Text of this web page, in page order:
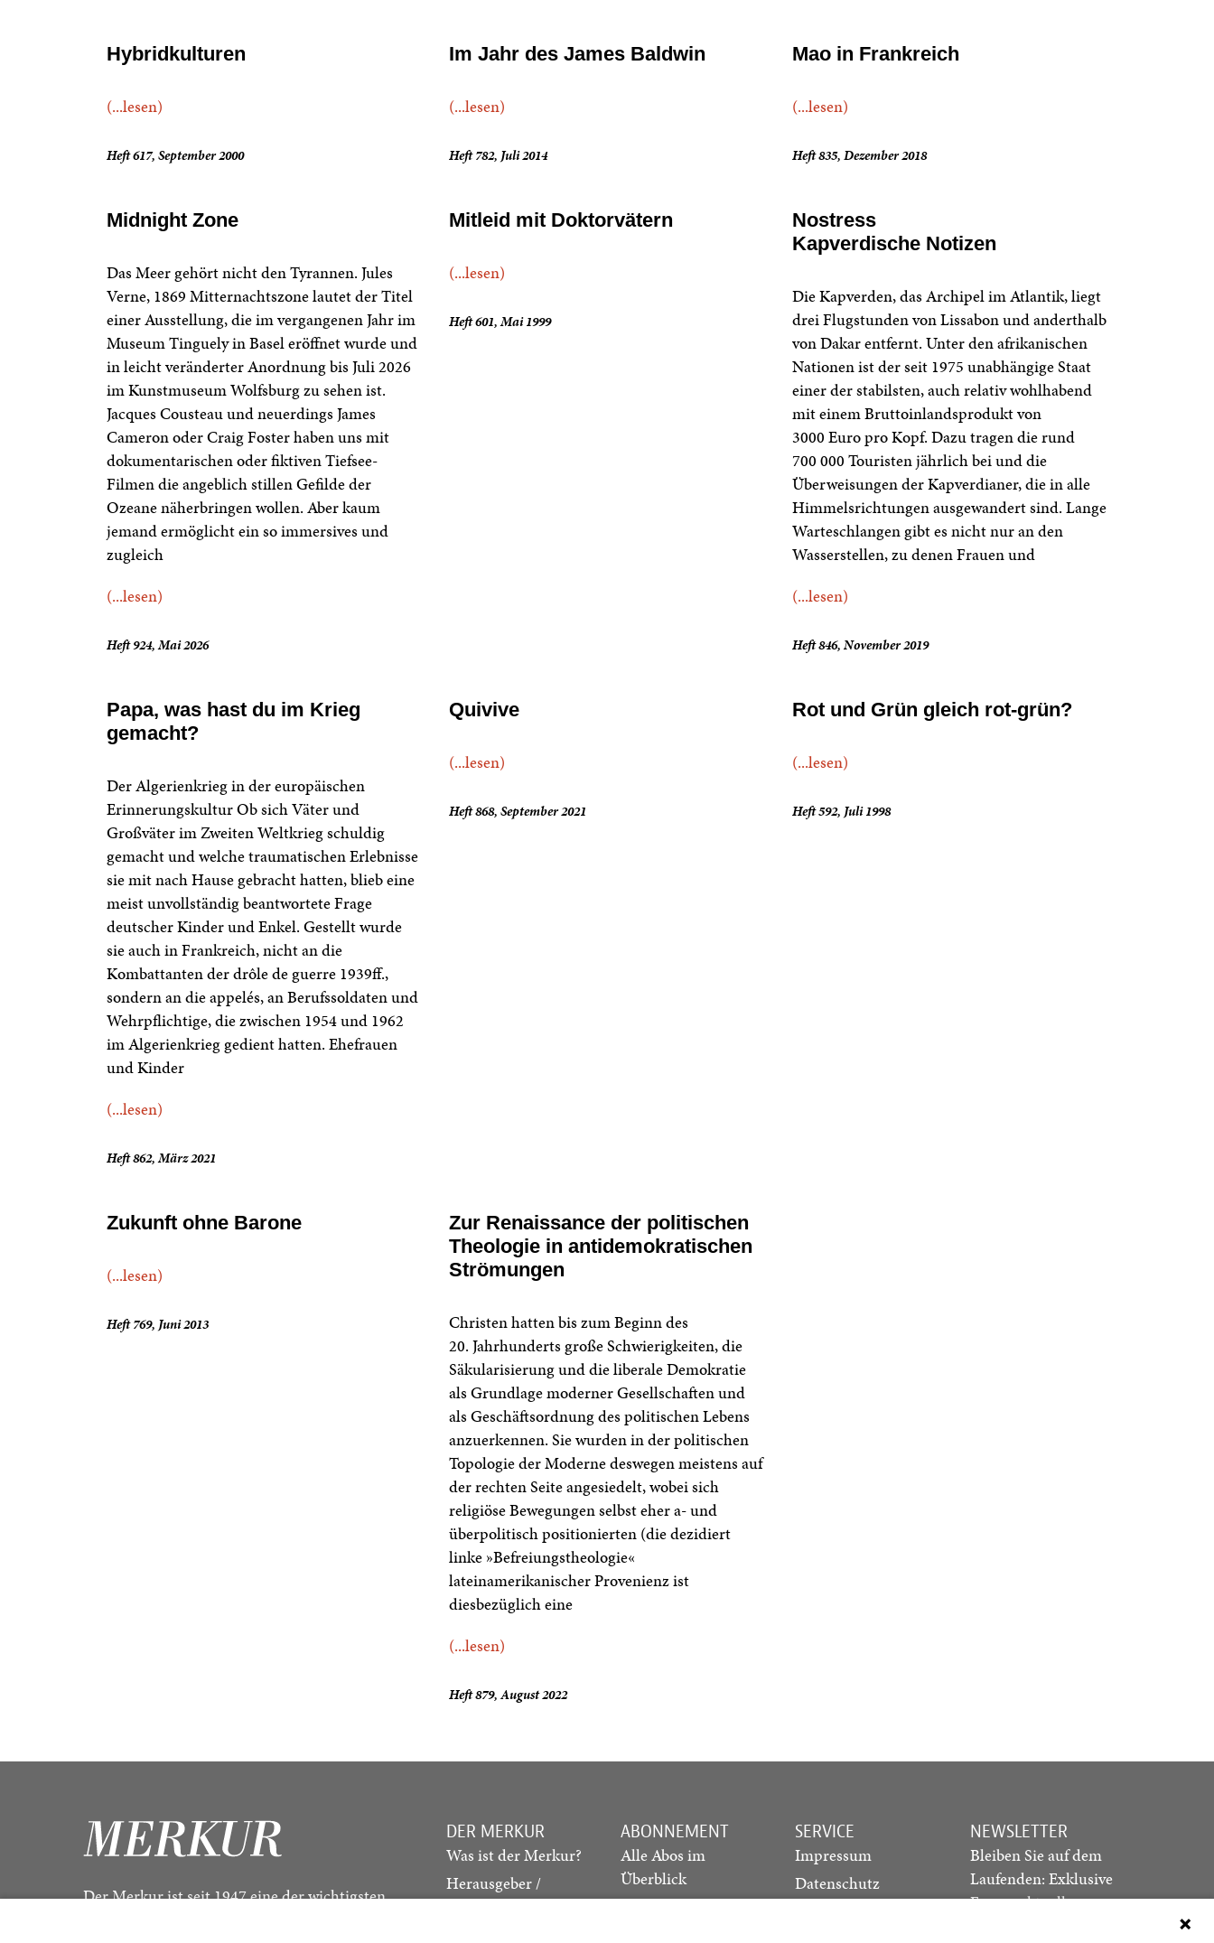
Hybridkulturen
(...lesen)
Heft 617, September 2000
Im Jahr des James Baldwin
(...lesen)
Heft 782, Juli 2014
Mao in Frankreich
(...lesen)
Heft 835, Dezember 2018
Midnight Zone
Das Meer gehört nicht den Tyrannen. Jules
Verne, 1869 Mitternachtszone lautet der Titel
einer Ausstellung, die im vergangenen Jahr im
Museum Tinguely in Basel eröffnet wurde und
in leicht veränderter Anordnung bis Juli 2026
im Kunstmuseum Wolfsburg zu sehen ist.
Jacques Cousteau und neuerdings James
Cameron oder Craig Foster haben uns mit
dokumentarischen oder fiktiven Tiefsee-
Filmen die angeblich stillen Gefilde der
Ozeane näherbringen wollen. Aber kaum
jemand ermöglicht ein so immersives und
zugleich
(...lesen)
Heft 924, Mai 2026
Mitleid mit Doktorvätern
(...lesen)
Heft 601, Mai 1999
Nostress
Kapverdische Notizen
Die Kapverden, das Archipel im Atlantik, liegt
drei Flugstunden von Lissabon und anderthalb
von Dakar entfernt. Unter den afrikanischen
Nationen ist der seit 1975 unabhängige Staat
einer der stabilsten, auch relativ wohlhabend
mit einem Bruttoinlandsprodukt von
3000 Euro pro Kopf. Dazu tragen die rund
700 000 Touristen jährlich bei und die
Überweisungen der Kapverdianer, die in alle
Himmelsrichtungen ausgewandert sind. Lange
Warteschlangen gibt es nicht nur an den
Wasserstellen, zu denen Frauen und
(...lesen)
Heft 846, November 2019
Papa, was hast du im Krieg
gemacht?
Der Algerienkrieg in der europäischen
Erinnerungskultur Ob sich Väter und
Großväter im Zweiten Weltkrieg schuldig
gemacht und welche traumatischen Erlebnisse
sie mit nach Hause gebracht hatten, blieb eine
meist unvollständig beantwortete Frage
deutscher Kinder und Enkel. Gestellt wurde
sie auch in Frankreich, nicht an die
Kombattanten der drôle de guerre 1939ff.,
sondern an die appelés, an Berufssoldaten und
Wehrpflichtige, die zwischen 1954 und 1962
im Algerienkrieg gedient hatten. Ehefrauen
und Kinder
(...lesen)
Heft 862, März 2021
Quivive
(...lesen)
Heft 868, September 2021
Rot und Grün gleich rot-grün?
(...lesen)
Heft 592, Juli 1998
Zukunft ohne Barone
(...lesen)
Heft 769, Juni 2013
Zur Renaissance der politischen
Theologie in antidemokratischen
Strömungen
Christen hatten bis zum Beginn des
20. Jahrhunderts große Schwierigkeiten, die
Säkularisierung und die liberale Demokratie
als Grundlage moderner Gesellschaften und
als Geschäftsordnung des politischen Lebens
anzuerkennen. Sie wurden in der politischen
Topologie der Moderne deswegen meistens auf
der rechten Seite angesiedelt, wobei sich
religiöse Bewegungen selbst eher a- und
überpolitisch positionierten (die dezidiert
linke »Befreiungstheologie«
lateinamerikanischer Provenienz ist
diesbezüglich eine
(...lesen)
Heft 879, August 2022
Der Merkur ist seit 1947 eine der wichtigsten
DER MERKUR
Was ist der Merkur?
Herausgeber /
Redaktion
ABONNEMENT
Alle Abos im
Überblick
Print-Abo
SERVICE
Impressum
Datenschutz
NEWSLETTER
Bleiben Sie auf dem
Laufenden: Exklusive
Essays, aktuelle